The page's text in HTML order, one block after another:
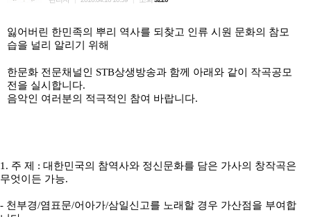
잃어버린 한민족의 뿌리 역사를 되찾고 인류 시원 문화의 참모
습을 널리 알리기 위해
한문화 전문채널인 STB상생방송과 함께 아래와 같이 작곡공모
전을 실시합니다.
음악인 여러분의 적극적인 참여 바랍니다.
1. 주 제 : 대한민국의 참역사와 정신문화를 담은 가사의 창작곡은
무엇이든 가능.
- 천부경/염표문/어아가/삼일신고를 노래할 경우 가산점을 부여합